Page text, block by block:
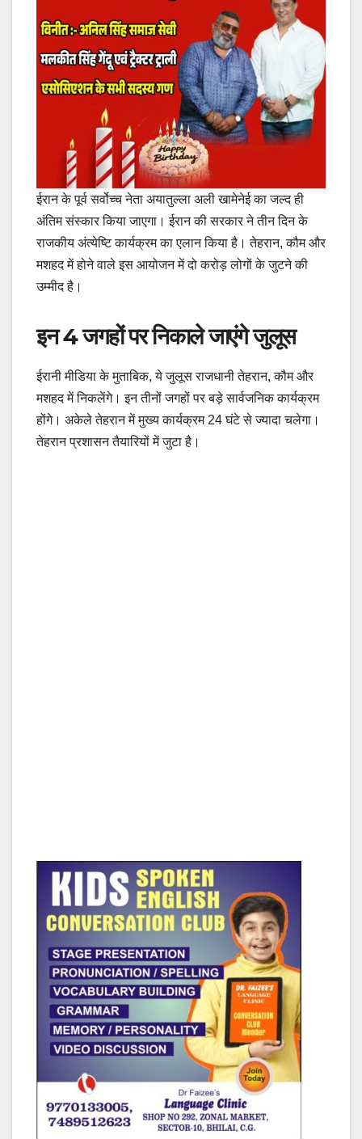
ईरान के पूर्व सर्वोच्च नेता अयातुल्ला अली खामेनेई का जल्द ही
अंतिम संस्कार किया जाएगा। ईरान की सरकार ने तीन दिन के
राजकीय अंत्येष्टि कार्यक्रम का एलान किया है। तेहरान, कौम और
मशहद में होने वाले इस आयोजन में दो करोड़ लोगों के जुटने की
उम्मीद है।
इन 4 जगहों पर निकाले जाएंगे जुलूस
ईरानी मीडिया के मुताबिक, ये जुलूस राजधानी तेहरान, कौम और
मशहद में निकलेंगे। इन तीनों जगहों पर बड़े सार्वजनिक कार्यक्रम
होंगे। अकेले तेहरान में मुख्य कार्यक्रम 24 घंटे से ज्यादा चलेगा।
तेहरान प्रशासन तैयारियों में जुटा है।